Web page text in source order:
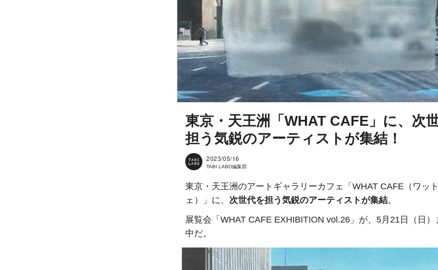
東京・天王洲「WHAT CAFE」に、次
担う気鋭のアーティストが集結！
2023/05/16
TABI LABO編集部
東京・天王洲のアートギャラリーカフェ「WHAT CAFE（ワッ
ェ）」に、 次世代を担う気鋭のアーティストが集結。
展覧会「WHAT CAFE EXHIBITION vol.26」が、5月21日（日）
中だ。